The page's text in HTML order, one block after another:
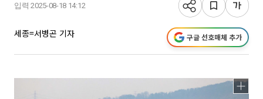
입력 2025-08-18 14:12
세종=서병곤 기자 구글 선호매체 추가